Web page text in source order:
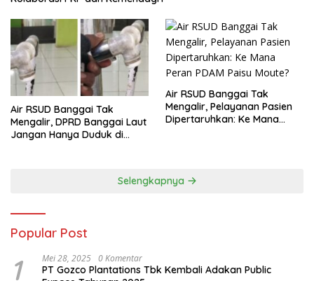
Air RSUD Banggai Tak
Mengalir, DPRD Banggai Laut
Jangan Hanya Duduk di
Air RSUD Banggai Tak
Mengalir, Pelayanan Pasien
Dipertaruhkan: Ke Mana
Selengkapnya
Popular Post
1 Mei 28, 2025 0 Komentar
PT Gozco Plantations Tbk Kembali Adakan Public